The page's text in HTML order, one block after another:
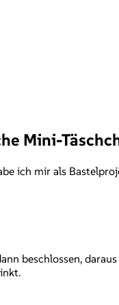
Mini-
ich mir als
beschlossen,